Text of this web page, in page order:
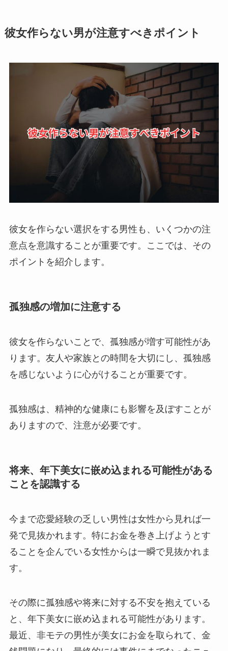
彼女作らない男が注意すべきポイント
彼女を作らない選択をする男性も、いくつかの注
意点を意識することが重要です。ここでは、その
ポイントを紹介します。
孤独感の増加に注意する
彼女を作らないことで、孤独感が増す可能性があ
ります。友人や家族との時間を大切にし、孤独感
を感じないように心がけることが重要です。
孤独感は、精神的な健康にも影響を及ぼすことが
ありますので、注意が必要です。
将来、年下美女に嵌め込まれる可能性がある
ことを認識する
今まで恋愛経験の乏しい男性は女性から見れば一
発で見抜かれます。特にお金を巻き上げようとす
ることを企んでいる女性からは一瞬で見抜かれま
す。
その際に孤独感や将来に対する不安を抱えている
と、年下美女に嵌め込まれる可能性があります。
最近、非モテの男性が美女にお金を取られて、金